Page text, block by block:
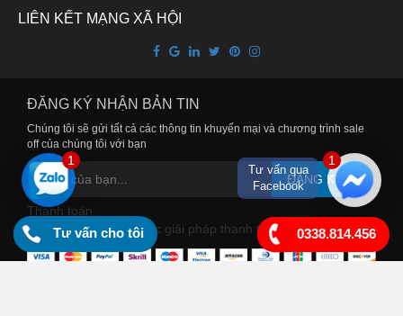
1
Tư vấn qua
Facebook
1
Tư vấn cho tôi
LIÊN KẾT MẠNG XÃ HỘI
ĐĂNG KÝ NHẬN BẢN TIN
Chúng tôi sẽ gửi tất cả các thông tin khuyến mại và chương trình sale
off của chúng tôi với bạn
ĐĂNG KÝ
Thanh toán
Chúng tôi cung cấp các giải pháp thanh toán tiện lợi cho bạn
0338.814.456